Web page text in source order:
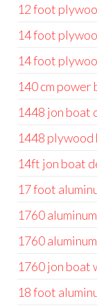
12 foot
14 foot
14 foot
140 cm power
1448 jon boat
1448
14ft jon boat
17 foot
1760
1760
1760 jon boat
18 foot